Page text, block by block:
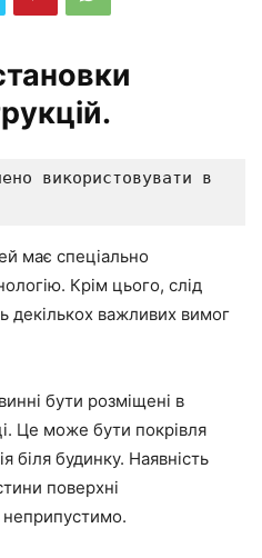
використовувати в
має спеціально
Крім цього, слід
декількох важливих вимог
бути розміщені в
Це може бути покрівля
біля будинку. Наявність
поверхні